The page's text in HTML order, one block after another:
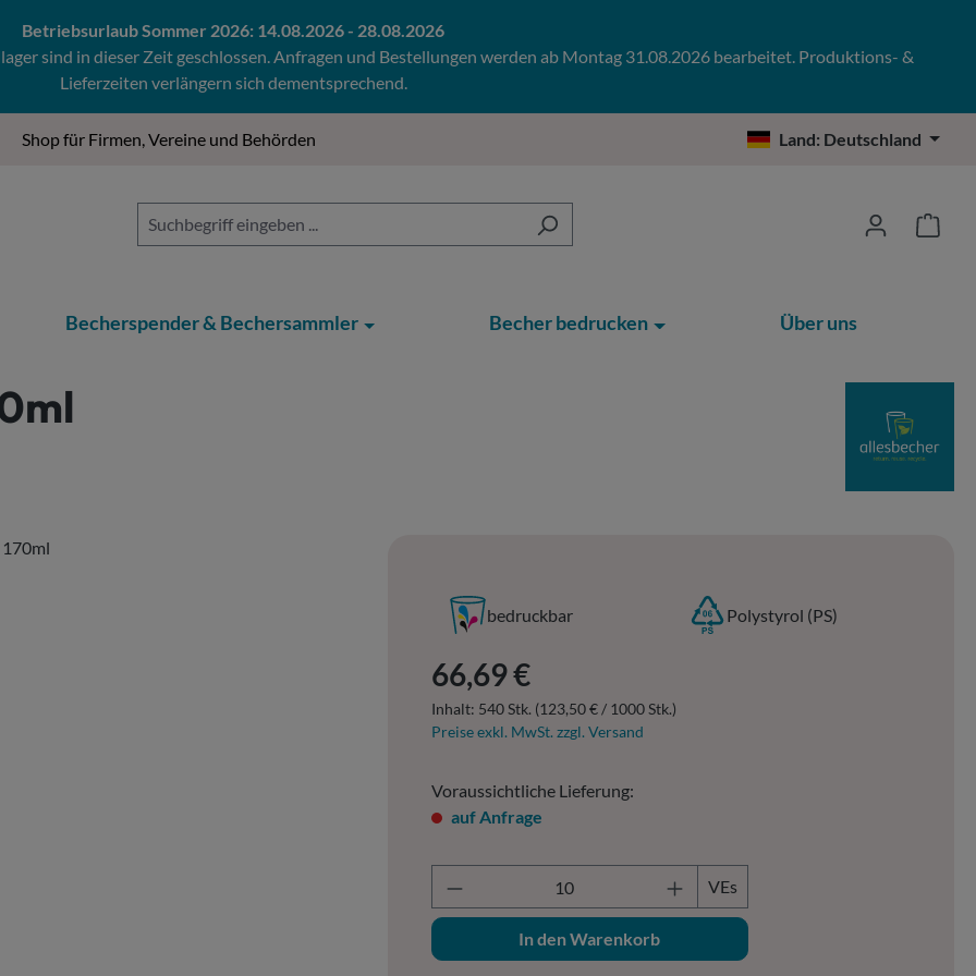
Betriebsurlaub Sommer 2026: 14.08.2026 - 28.08.2026
sind in dieser Zeit geschlossen. Anfragen und Bestellungen werden ab Montag 31.08.2026 bearbeitet. Produktions- &
Lieferzeiten verlängern sich dementsprechend.
Shop für Firmen, Vereine und Behörden Land: Deutschland
Becherspender & Bechersammler Becher bedrucken Über uns
bedruckbar Polystyrol (PS)
Regulärer Preis:
66,69 €
Inhalt: 540 Stk. (123,50 € / 1000 Stk.)
Preise exkl. MwSt. zzgl. Versand
Voraussichtliche Lieferung:
auf Anfrage
Produkt Anzahl: Gib den gewünschten Wert
VEs
In den Warenkorb